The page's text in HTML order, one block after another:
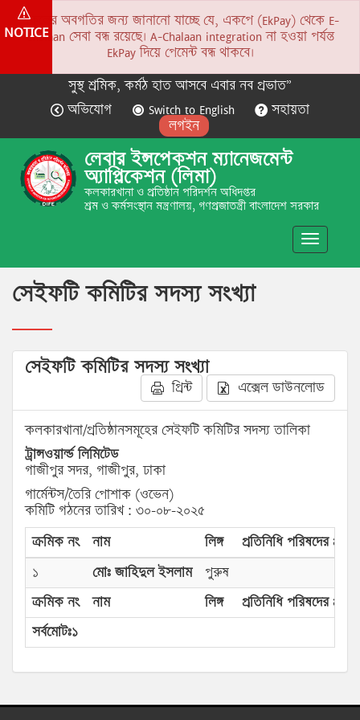
NOTICE
সকলের অবগতির জন্য জানানো যাচ্ছে যে, একপে (EkPay) থেকে E-
Chalaan সেবা বন্ধ রয়েছে। A-Chalaan integration না হওয়া পর্যন্ত
EkPay দিয়ে পেমেন্ট বন্ধ থাকবে।
সুস্থ শ্রমিক, কর্মঠ হাত আসবে এবার নব প্রভাত”
অভিযোগ
Switch to English
সহায়তা
লগইন
লেবার ইন্সপেকশন ম্যানেজমেন্ট
অ্যাপ্লিকেশন (লিমা)
কলকারখানা ও প্রতিষ্ঠান পরিদর্শন অধিদপ্তর
শ্রম ও কর্মসংস্থান মন্ত্রণালয়, গণপ্রজাতন্ত্রী বাংলাদেশ সরকার
Toggle
সেইফটি কমিটির সদস্য সংখ্যা
সেইফটি কমিটির সদস্য সংখ্যা
প্রিন্ট এক্সেল ডাউনলোড
কলকারখানা/প্রতিষ্ঠানসমূহের সেইফটি কমিটির সদস্য তালিকা
ট্রান্সওয়ার্ল্ড লিমিটেড
গাজীপুর সদর, গাজীপুর, ঢাকা
গার্মেন্টস/তৈরি পোশাক (ওভেন)
কমিটি গঠনের তারিখ : ৩০-০৮-২০২৫
ক্রমিক নং
নাম লিঙ্গ
প্রতিনিধি পরিষদের প্রকার
১
মোঃ জাহিদুল ইসলাম
পুরুষ
ক্রমিক নং
নাম লিঙ্গ
প্রতিনিধি পরিষদের প্রকার
সর্বমোটঃ১